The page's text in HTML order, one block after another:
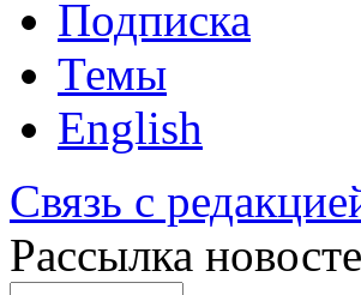
Подписка
Темы
English
Связь с
Рассылка